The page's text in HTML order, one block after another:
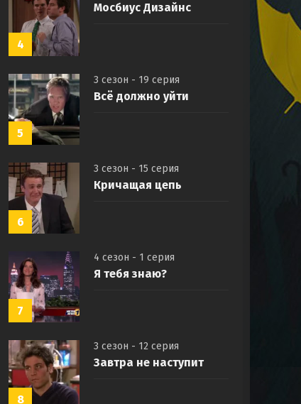
4
Мосбиус Дизайнс
5
3 сезон - 19 серия
Всё должно уйти
6
3 сезон - 15 серия
Кричащая цепь
7
4 сезон - 1 серия
Я тебя знаю?
8
3 сезон - 12 серия
Завтра не наступит